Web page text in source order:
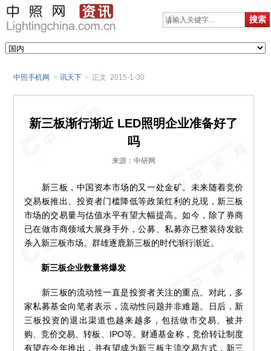
中照手机网 > 讯天下 > 正文 2015-1-30
新三板渐行渐近 LED照明企业准备好了
吗
来源：中研网
新三板，中国资本市场的又一处金矿。未来随着竞价
交易板推出、投资者门槛降低等政策红利的兑现，新三板
市场的交易量与估值水平有望大幅提高。如今，除了券商
已在做市商领域大展身手外，公募、私募亦已整装待发欲
杀入新三板市场。群雄逐鹿新三板的时代渐行渐近。
新三板企业数量将爆发
新三板的流动性一直是投资者关注的重点。对此，多
家私募基金向笔者表示，流动性问题并非难题。日后，新
三板投资的退出渠道也越来越多，包括做市交易、被并
购、竞价交易、转板、IPO等。财通基金称，竞价转让制度
有望在今年推出，并有望成为新三板主流交易方式，新三